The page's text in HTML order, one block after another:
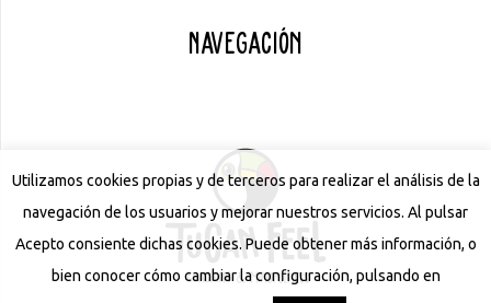
Navegación
Utilizamos cookies propias y de terceros para realizar el análisis de la
navegación de los usuarios y mejorar nuestros servicios. Al pulsar
Acepto consiente dichas cookies. Puede obtener más información, o
bien conocer cómo cambiar la configuración, pulsando en